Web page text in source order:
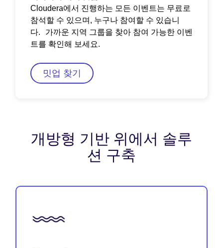
Cloudera에서 진행하는 모든 이벤트는 무료로
참석할 수 있으며, 누구나 참여할 수 있습니
다. 가까운 지역 그룹을 찾아 참여 가능한 이벤
트를 확인해 보세요.
밋업 찾기
개방형 기반 위에서 솔루
션 구축